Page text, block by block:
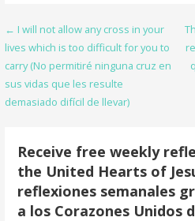
b
o
o
k
er l e
Post
navigation
← I will not allow any cross in your
lives which is too difficult for you to
carry (No permitiré ninguna cruz en
sus vidas que les resulte
demasiado difícil de llevar)
Receive free weekly
the United Hearts of
reflexiones semanales
a los Corazones Unidos